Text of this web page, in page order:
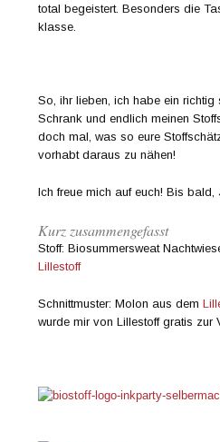
total begeistert. Besonders die
klasse.
So, ihr lieben, ich habe ein richtig
Schrank und endlich meinen
doch mal, was so eure
vorhabt daraus zu nähen!
Ich freue mich auf euch! Bis bald,
Kurz zusammengefasst
Stoff: Biosummersweat
Lillestoff
Schnittmuster: Molon aus dem
wurde mir von Lillestoff gratis zur